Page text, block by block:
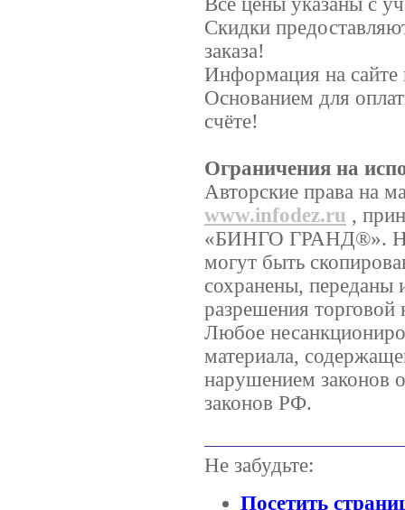
Скидки
заказа!
Информация на сайте
Основанием для
счёте!
Ограничения на
Авторские права на
www.infodez.ru ,
«БИНГО ГРАНД®».
могут быть
сохранены, переданы
разрешения
Любое
материала,
нарушением законов
законов РФ.
Не забудьте:
Посетить